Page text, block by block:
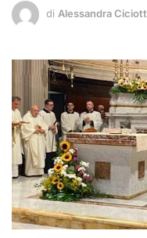
di Alessandra